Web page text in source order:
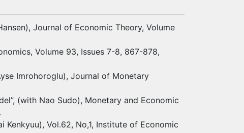
Journal of Economic Theory, Volume
Volume 93, Issues 7-8, 867-878,
Imrohoroglu), Journal of Monetary
(with Nao Sudo), Monetary and Economic
Kenkyuu), Vol.62, No,1, Institute of Economic